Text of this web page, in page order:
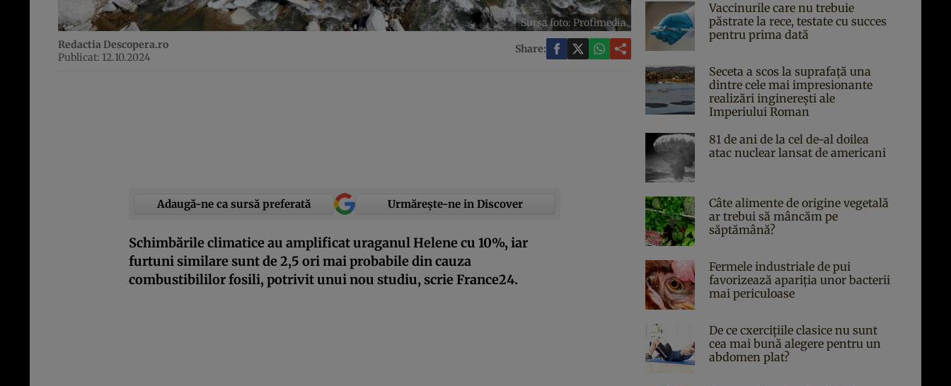
Sursa foto: Profimedia
Redactia Descopera.ro
Publicat: 12.10.2024
Share:
Adaugă-ne ca sursă preferată Urmărește-ne in Discover
Schimbările climatice au amplificat uraganul Helene cu 10%, iar
furtuni similare sunt de 2,5 ori mai probabile din cauza
combustibililor fosili, potrivit unui nou studiu, scrie France24.
Vaccinurile care nu trebuie
păstrate la rece, testate cu succes
pentru prima dată
Seceta a scos la suprafață una
dintre cele mai impresionante
realizări inginerești ale
Imperiului Roman
81 de ani de la cel de-al doilea
atac nuclear lansat de americani
Câte alimente de origine vegetală
ar trebui să mâncăm pe
săptămână?
Fermele industriale de pui
favorizează apariția unor bacterii
mai periculoase
De ce cxercițiile clasice nu sunt
cea mai bună alegere pentru un
abdomen plat?